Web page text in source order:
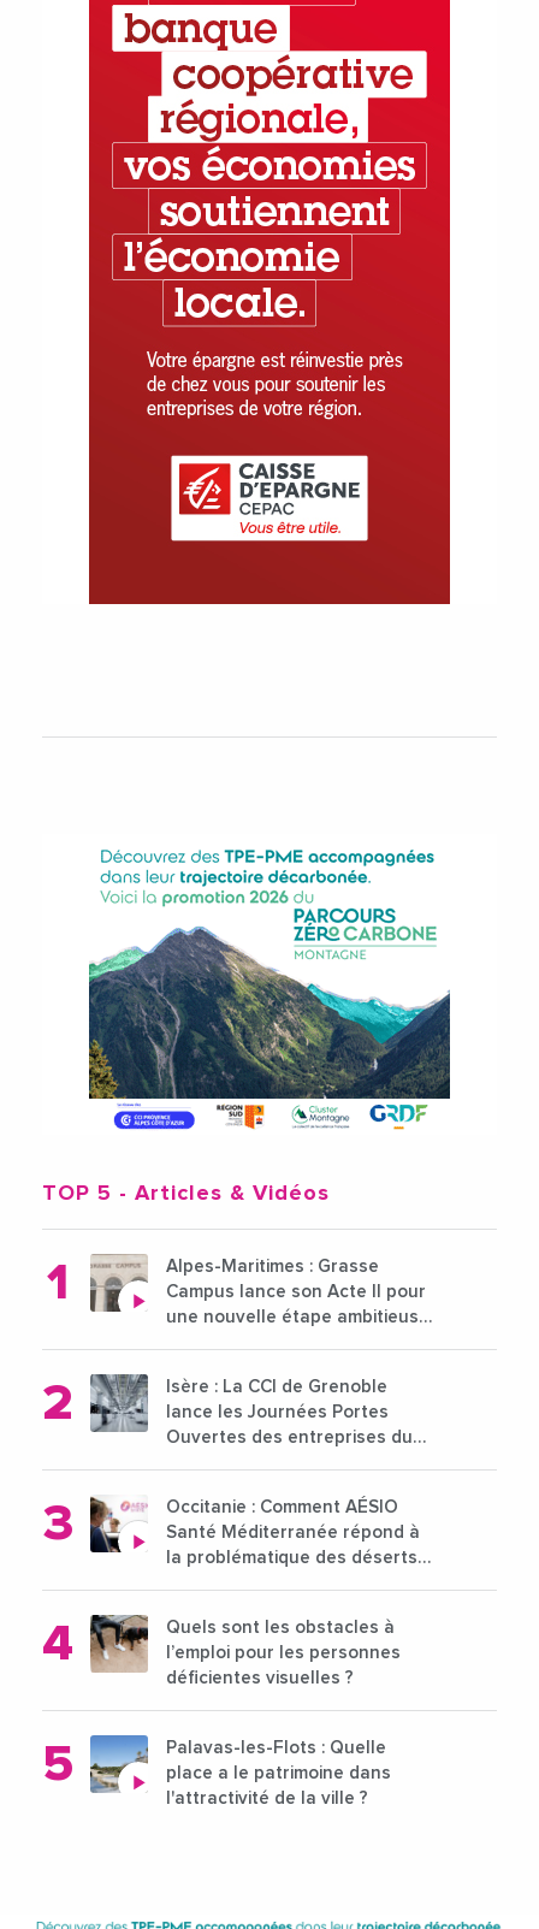
TOP 5 - Articles & Vidéos
Alpes-Maritimes : Grasse
Campus lance son Acte II pour
une nouvelle étape ambitieuse
Isère : La CCI de Grenoble
lance les Journées Portes
Ouvertes des entreprises du
Occitanie : Comment AÉSIO
Santé Méditerranée répond à
la problématique des déserts
Quels sont les obstacles à
l’emploi pour les personnes
déficientes visuelles ?
Palavas-les-Flots : Quelle
place a le patrimoine dans
l'attractivité de la ville ?